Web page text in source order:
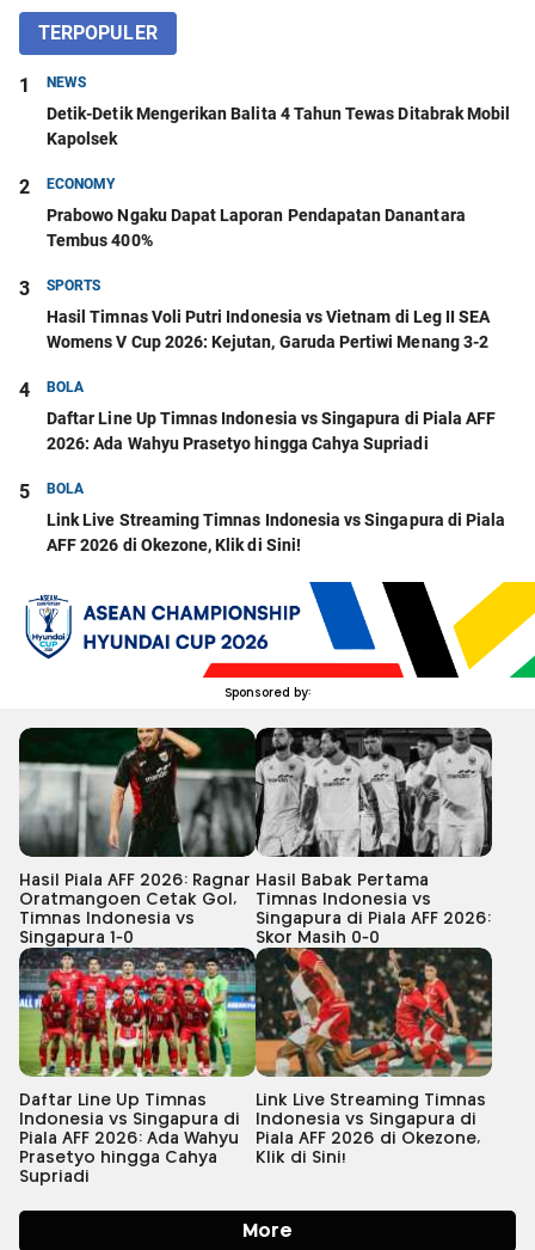
TERPOPULER
1 NEWS
Detik-Detik Mengerikan Balita 4 Tahun Tewas Ditabrak Mobil
Kapolsek
2 ECONOMY
Prabowo Ngaku Dapat Laporan Pendapatan Danantara
Tembus 400%
3 SPORTS
Hasil Timnas Voli Putri Indonesia vs Vietnam di Leg II SEA
Womens V Cup 2026: Kejutan, Garuda Pertiwi Menang 3-2
4 BOLA
Daftar Line Up Timnas Indonesia vs Singapura di Piala AFF
2026: Ada Wahyu Prasetyo hingga Cahya Supriadi
5 BOLA
Link Live Streaming Timnas Indonesia vs Singapura di Piala
AFF 2026 di Okezone, Klik di Sini!